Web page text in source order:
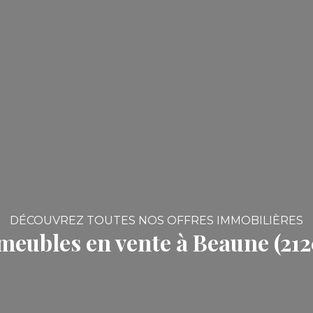
DÉCOUVREZ TOUTES NOS OFFRES IMMOBILIÈRES
en vente à Beaune